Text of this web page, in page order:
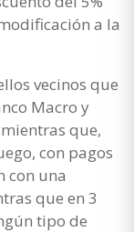
a la
vecinos que
Macro y
que,
con pagos
con una
que en 3
tipo de